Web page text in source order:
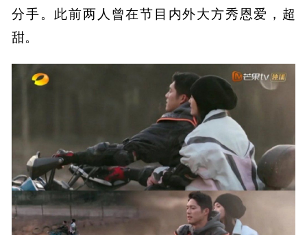
分手。此前两人曾在节目内外大方秀恩爱，超
甜。